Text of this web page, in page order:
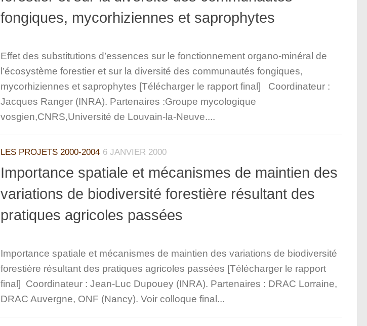
fongiques, mycorhiziennes et saprophytes
Effet des substitutions d’essences sur le fonctionnement organo-minéral de
l’écosystème forestier et sur la diversité des communautés fongiques,
mycorhiziennes et saprophytes [Télécharger le rapport final] Coordinateur :
Jacques Ranger (INRA). Partenaires :Groupe mycologique
vosgien,CNRS,Université de Louvain-la-Neuve....
LES PROJETS 2000-2004 6 JANVIER 2000
Importance spatiale et mécanismes de maintien des
variations de biodiversité forestière résultant des
pratiques agricoles passées
Importance spatiale et mécanismes de maintien des variations de biodiversité
forestière résultant des pratiques agricoles passées [Télécharger le rapport
final] Coordinateur : Jean-Luc Dupouey (INRA). Partenaires : DRAC Lorraine,
DRAC Auvergne, ONF (Nancy). Voir colloque final...